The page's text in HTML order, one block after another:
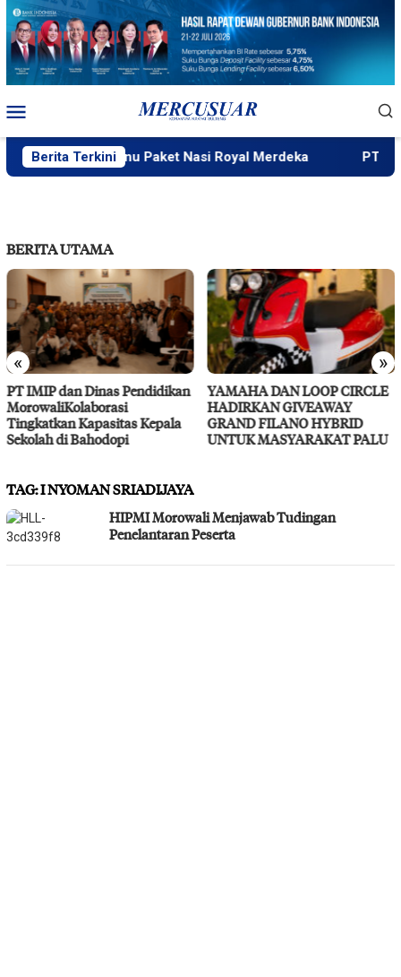
Loncat
konten
Mobile
Berita Terkini
Wahyudi, Menu Paket Nasi Royal Merdeka PT IMIP
BERITA UTAMA
« »
YAMAHA DAN LOOP CIRCLE
HADIRKAN GIVEAWAY
GRAND FILANO HYBRID
UNTUK MASYARAKAT PALU
RS Pendidikan Untad Gelar
Layanan Kesehatan Gratis
TAG:I NYOMAN SRIADIJAYA
HIPMI Morowali Menjawab Tudingan
Penelantaran Peserta